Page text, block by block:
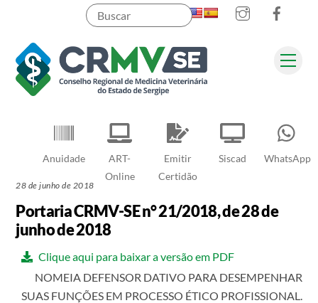
content
Instagram
Anuidade
ART-
Online
Emitir
Certidão
Siscad WhatsApp
28 de junho de 2018
Portaria CRMV-SE n° 21/2018, de 28 de
junho de 2018
Clique aqui para baixar a versão em PDF
NOMEIA DEFENSOR DATIVO PARA DESEMPENHAR
SUAS FUNÇÕES EM PROCESSO ÉTICO PROFISSIONAL.